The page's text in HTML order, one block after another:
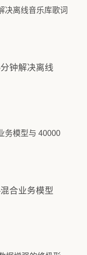
钟解决离线
合业务模型